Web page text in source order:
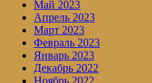
Май 2023
Апрель 2023
Март 2023
Февраль 2023
Январь 2023
Декабрь 2022